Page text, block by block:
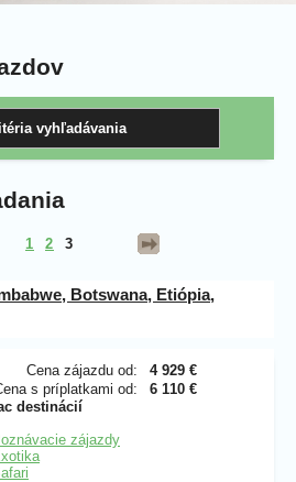
1 2 3
Botswana, Etiópia,
Cena zájazdu od:
4 929 €
s príplatkami od:
6 110 €
destinácií
zájazdy